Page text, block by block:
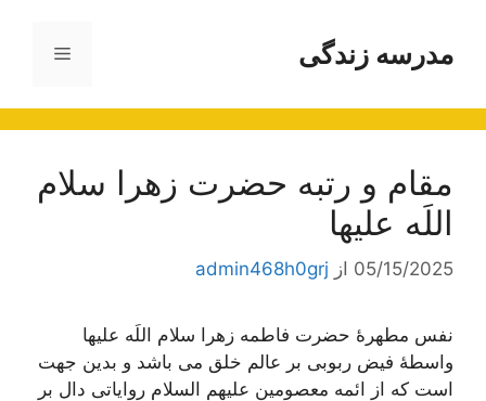
محتوامدرسه زندگی فهرست
مقام و رتبه حضرت زهرا سلام
اللَه علیها
05/15/2025 از admin468h0grj
نفس مطهرۀ حضرت فاطمه زهرا سلام اللَه علیها
واسطۀ فیض ربوبی بر عالم خلق می باشد و بدین جهت
است که از ائمه معصومین علیهم السلام روایاتی دال بر